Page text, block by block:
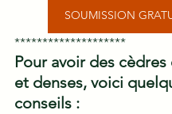
SOUMISSION
********************
Pour avoir des cèdres
et denses, voici
conseils :